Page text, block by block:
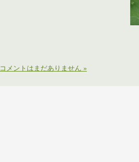
コメントはまだありません »